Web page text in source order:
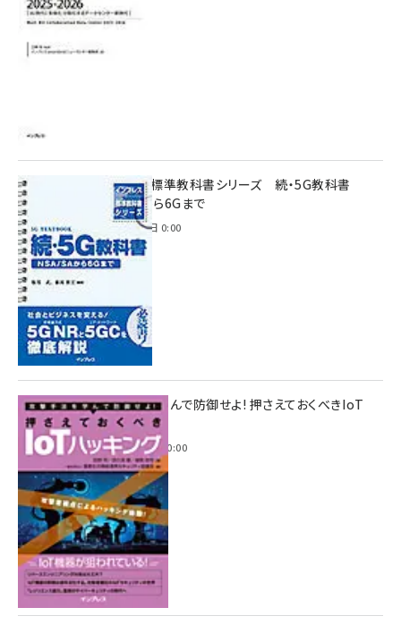
インプレス標準教科書シリーズ 続・5G教科書
NSA/SAから6Gまで
2023年4月3日 0:00
攻撃手法を学んで防御せよ! 押さえておくべきIoT
ハッキング
2022年6月14日 0:00